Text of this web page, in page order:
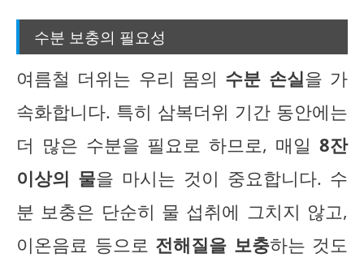
수분 보충의 필요성
여름철 더위는 우리 몸의 수분 손실을 가
속화합니다. 특히 삼복더위 기간 동안에는
더 많은 수분을 필요로 하므로, 매일 8잔
이상의 물을 마시는 것이 중요합니다. 수
분 보충은 단순히 물 섭취에 그치지 않고,
이온음료 등으로 전해질을 보충하는 것도